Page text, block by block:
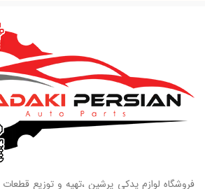
فروشگاه لوازم یدکی پرشین ،تهیه و توزیع